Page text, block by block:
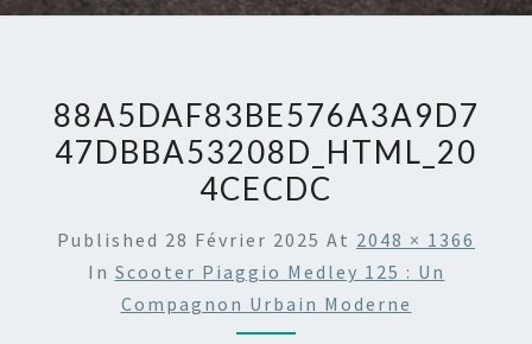
88A5DAF83BE576A3A9D7
47DBBA53208D_HTML_20
4CECDC
Published 28 Février 2025 At 2048 × 1366
In Scooter Piaggio Medley 125 : Un
Compagnon Urbain Moderne